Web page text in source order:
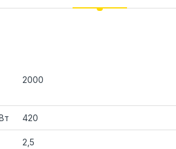
2000
420
2,5